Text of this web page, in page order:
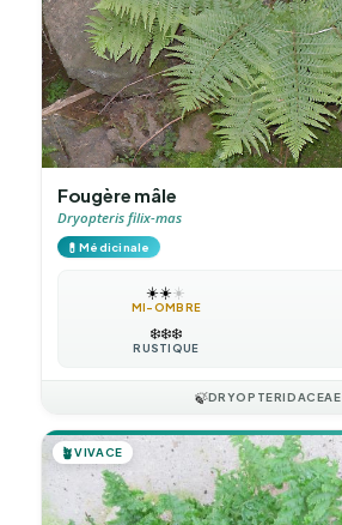
Fougère mâle
Dryopteris filix-mas
💊Médicinale
☀️☀️☀️
MI-OMBRE
❄️❄️❄️
RUSTIQUE
🍃DRYOPTERIDACEAE
🪴VIVACE